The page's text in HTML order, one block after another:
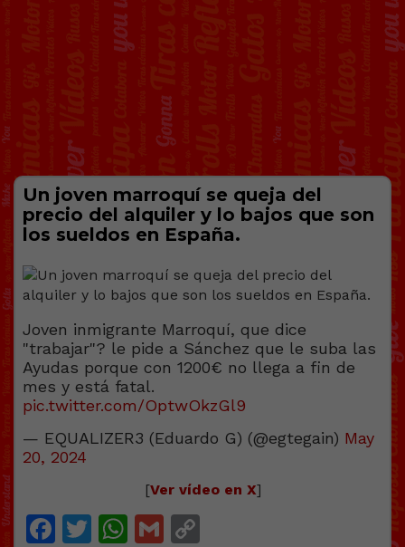
Un joven marroquí se queja del
precio del alquiler y lo bajos que son
los sueldos en España.
Joven inmigrante Marroquí, que dice
"trabajar"? le pide a Sánchez que le suba las
Ayudas porque con 1200€ no llega a fin de
mes y está fatal.
pic.twitter.com/OptwOkzGl9
— EQUALIZER3 (Eduardo G) (@egtegain) May
20, 2024
[Ver vídeo en X]
Facebook
Twitter
WhatsApp
Gmail